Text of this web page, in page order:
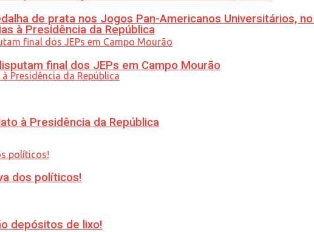
à Presidência da República
à Presidência da República
de prata nos Jogos Pan-Americanos Universitários,
final dos JEPs em Campo Mourão
dos políticos!
depósitos de lixo!